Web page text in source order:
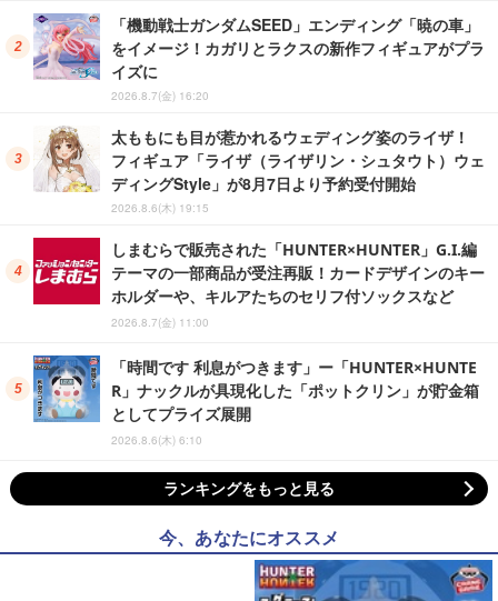
「機動戦士ガンダムSEED」エンディング「暁の車」
をイメージ！カガリとラクスの新作フィギュアがプラ
イズに
2026.8.7(金) 16:20
太ももにも目が惹かれるウェディング姿のライザ！
フィギュア「ライザ（ライザリン・シュタウト）ウェ
ディングStyle」が8月7日より予約受付開始
2026.8.6(木) 19:15
しまむらで販売された「HUNTER×HUNTER」G.I.編
テーマの一部商品が受注再販！カードデザインのキー
ホルダーや、キルアたちのセリフ付ソックスなど
2026.8.7(金) 11:00
「時間です 利息がつきます」ー「HUNTER×HUNTE
R」ナックルが具現化した「ポットクリン」が貯金箱
としてプライズ展開
2026.8.6(木) 6:10
ランキングをもっと見る
今、あなたにオススメ